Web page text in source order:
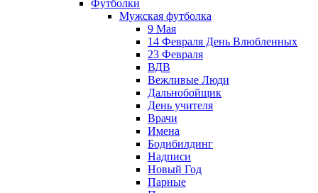
Футболки
Мужская футболка
9 Мая
14 Февраля День Влюбленных
23 Февраля
ВДВ
Вежливые Люди
Дальнобойщик
День учителя
Врачи
Имена
Бодибилдинг
Надписи
Новый Год
Парные